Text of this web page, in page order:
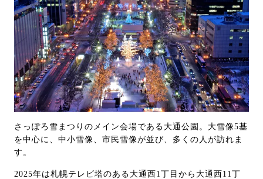
さっぽろ雪まつりのメイン会場である大通公園。大雪像5基
を中心に、中小雪像、市民雪像が並び、多くの人が訪れま
す。
2025年は札幌テレビ塔のある大通西1丁目から大通西11丁